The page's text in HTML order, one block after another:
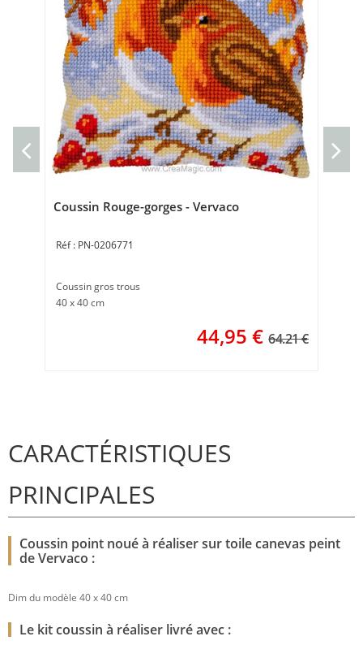
Coussin Rouge-gorges - Vervaco
PN-0206771
Coussin gros trous
40 x 40 cm
44,95 € 64.21 €
CARACTÉRISTIQUES
PRINCIPALES
Coussin point noué à réaliser sur toile canevas peint
de Vervaco :
Dim du modèle 40 x 40 cm
Le kit coussin à réaliser livré avec :